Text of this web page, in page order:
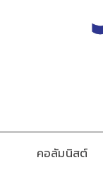
คอลัมนิสต์